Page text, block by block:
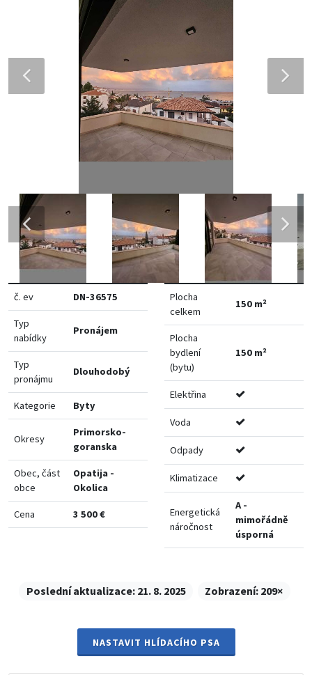
č. ev DN-36575
Typ
nabídky
Pronájem
Typ
pronájmu
Dlouhodobý
Kategorie Byty
Okresy
Primorsko-
goranska
Obec, část
obce
Opatija -
Okolica
Cena 3 500 €
Plocha
celkem
150 m²
Plocha
bydlení
(bytu)
150 m²
Elektřina
Voda
Odpady
Klimatizace
Energetická
náročnost
A -
mimořádně
úsporná
Poslední aktualizace: 21. 8. 2025 Zobrazení: 209×
NASTAVIT HLÍDACÍHO PSA